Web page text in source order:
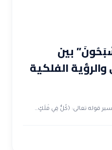
بين
الفلكية
قوله تعالى: ﴿كُلٌّ فِي فَلَكٍ…